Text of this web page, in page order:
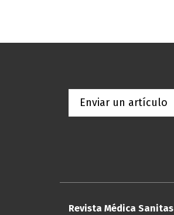
Enviar un artículo
Revista Médica Sanitas